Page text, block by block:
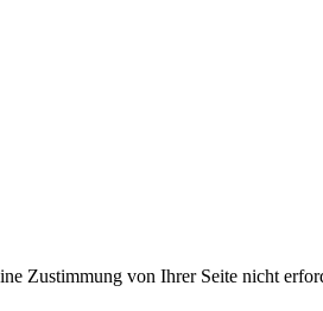
Zustimmung von Ihrer Seite nicht